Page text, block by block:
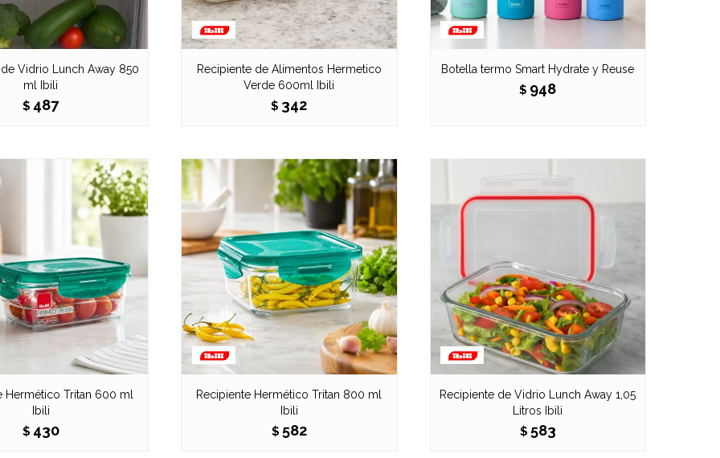
Vidrio Lunch Away 850
ml Ibili
$ 487
Recipiente de Alimentos Hermetico
Verde 600ml Ibili
$ 342
Botella termo Smart Hydrate y Reuse
$ 948
Hermético Tritan 600 ml
Ibili
$ 430
Recipiente Hermético Tritan 800 ml
Ibili
$ 582
Recipiente de Vidrio Lunch Away 1,05
Litros Ibili
$ 583